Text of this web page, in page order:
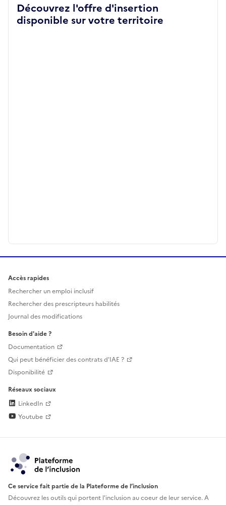
Découvrez l'offre d'insertion
disponible sur votre territoire
Accès rapides
Rechercher un emploi inclusif
Rechercher des prescripteurs habilités
Journal des modifications
Besoin d'aide ?
Documentation
Qui peut bénéficier des contrats d'IAE ?
Disponibilité
Réseaux sociaux
LinkedIn
Youtube
Ce service fait partie de la Plateforme de l’inclusion
Découvrez les outils qui portent l'inclusion aucoeur de leur service. A